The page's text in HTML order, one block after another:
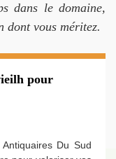
dans le domaine,
vous méritez.
pour
Du Sud